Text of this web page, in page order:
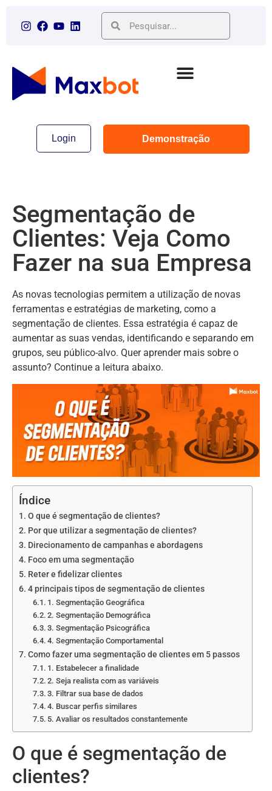
Login Demonstração
Segmentação de
Clientes: Veja Como
Fazer na sua Empresa
As novas tecnologias permitem a utilização de novas
ferramentas e estratégias de marketing, como a
segmentação de clientes. Essa estratégia é capaz de
aumentar as suas vendas, identificando e separando em
grupos, seu público-alvo. Quer aprender mais sobre o
assunto? Continue a leitura abaixo.
Índice
O que é segmentação de clientes?
Por que utilizar a segmentação de clientes?
Direcionamento de campanhas e abordagens
Foco em uma segmentação
Reter e fidelizar clientes
4 principais tipos de segmentação de clientes
1. Segmentação Geográfica
2. Segmentação Demográfica
3. Segmentação Psicográfica
4. Segmentação Comportamental
Como fazer uma segmentação de clientes em 5 passos
1. Estabelecer a finalidade
2. Seja realista com as variáveis
3. Filtrar sua base de dados
4. Buscar perfis similares
5. Avaliar os resultados constantemente
O que é segmentação de
clientes?